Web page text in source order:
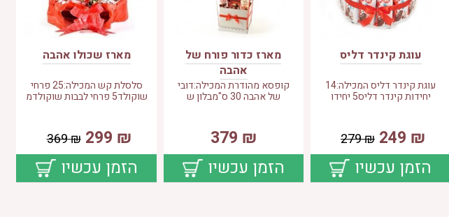
עוגת קינדר דליס
עוגת קינדר דליס המכילה:14
יחידות קינדר דליס5 יחידו
₪
249
₪
279
הזמן עכשיו
מארז כדור פורח של
אהבה
קופסא מהודרת המכילה:דובי
של אהבה 30 ס"מבלון ש
₪
379
הזמן עכשיו
מארז שכולו אהבה
סלסלת קש המכילה:25 פרחי
שוקולד5 פרחי לבבות שוקולדמ
₪
299
₪
369
הזמן עכשיו